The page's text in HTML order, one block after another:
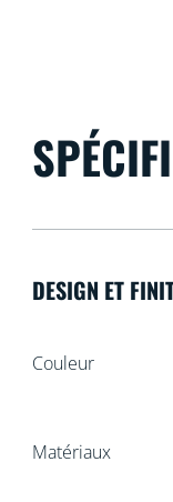
DESIGN ET
Couleur
Matériaux